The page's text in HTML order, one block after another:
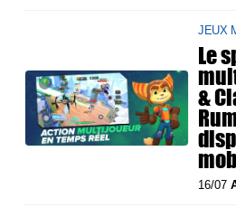
JEUX
Le
&
16/07